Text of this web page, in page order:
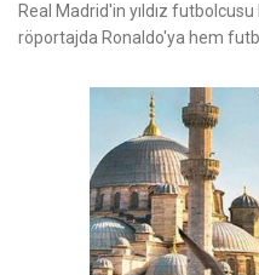
Real Madrid'in yıldız
röportajda Ronaldo'ya hem